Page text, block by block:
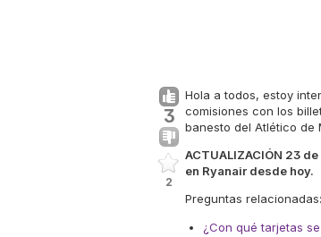
3
2
Hola a todos, estoy
comisiones con los
banesto del Atlético de
ACTUALIZACIÓN 23
en Ryanair desde hoy.
Preguntas relacionadas:
¿Con qué tarjetas